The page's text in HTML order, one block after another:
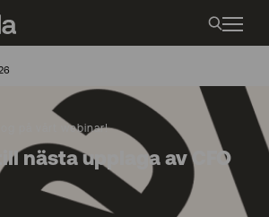
på vårt webinar!
nästa upplaga av CFO